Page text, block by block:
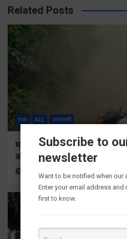
Related Posts
राज्य ALL उत्तरकाशी
महिडांडा-संग्राली मार्ग पर भारी
और बोल्डर
Viri Gairola
Subscribe to
newsletter
Want to be notified when our
Enter your email address
first to know.